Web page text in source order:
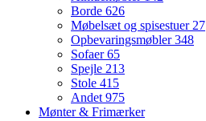
Borde 626
Møbelsæt og spisestuer27
Opbevaringsmøbler348
Sofaer65
Spejle 213
Stole 415
Andet975
Mønter & Frimærker